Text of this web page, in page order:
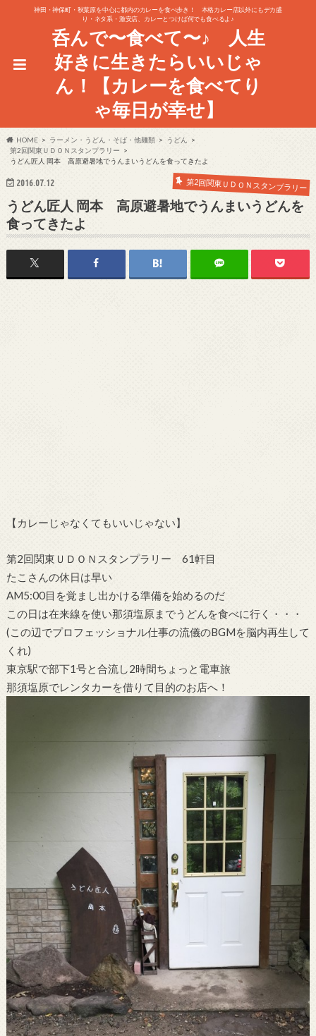
神田・神保町・秋葉原を中心に都内のカレーを食べ歩き！ 本格カレー店以外にもデカ盛
り・ネタ系・激安店、カレーとつけば何でも食べるよ♪
呑んで〜食べて〜♪ 人生
好きに生きたらいいじゃ
ん！【カレーを食べてり
ゃ毎日が幸せ】
HOME ラーメン・うどん・そば・他麺類
うどん
第2回関東ＵＤＯＮスタンプラリー
うどん匠人 岡本 高原避暑地でうんまいうどんを食ってきたよ
2016.07.12 第2回関東ＵＤＯＮスタンプラリー
うどん匠人 岡本 高原避暑地でうんまいうどんを
食ってきたよ
【カレーじゃなくてもいいじゃない】
第2回関東ＵＤＯＮスタンプラリー 61軒目
たこさんの休日は早い
AM5:00目を覚まし出かける準備を始めるのだ
この日は在来線を使い那須塩原までうどんを食べに行く・・・
(この辺でプロフェッショナル仕事の流儀のBGMを脳内再生して
くれ)
東京駅で部下1号と合流し2時間ちょっと電車旅
那須塩原でレンタカーを借りて目的のお店へ！